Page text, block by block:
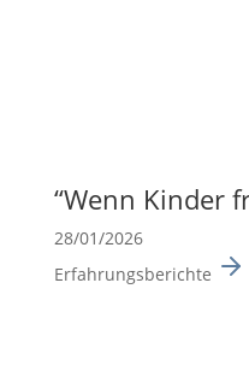
“Wenn Kinder
28/01/2026
Erfahrungsberichte